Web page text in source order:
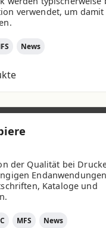
verwendet, um damit
News
der Qualität bei
Kataloge und
MFS News